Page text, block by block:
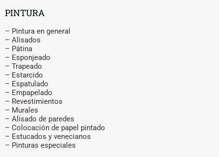
PINTURA
– Pintura en general
– Alisados
– Pátina
– Esponjeado
– Trapeado
– Estarcido
– Espatulado
– Empapelado
– Revestimientos
– Murales
– Alisado de paredes
– Colocación de papel pintado
– Estucados y venecianos
– Pinturas especiales